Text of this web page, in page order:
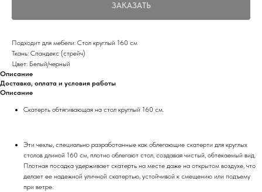
ЗАКАЗАТЬ
Подходит для мебели: Стол круглый 160 см
Ткань: Спандекс (стрейч)
Цвет: Белый/черный
Описание
Доставка, оплата и условия работы
Описание
Скатерть обтягивающая на стол круглый 160 см.
Эти чехлы, специально разработанные как облегающие скатерти для круглых
столов длиной 160 см, плотно облегают стол, создавая чистый, обтекаемый вид.
Плотная посадка удерживает скатерть на месте даже на открытом воздухе, что
делает ее надежной уличной скатертью, устойчивой к смещению или подъему
при ветре.